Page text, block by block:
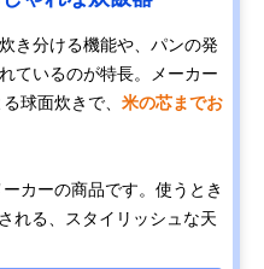
き分ける機能や、パンの発
ているのが特長。メーカー
球面炊きで、 米の芯までお
カーの商品です。使うとき
れる、スタイリッシュな天